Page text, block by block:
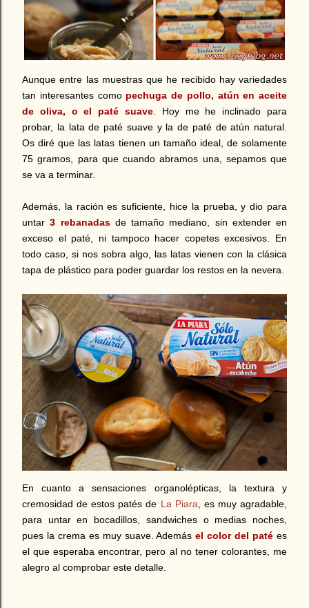
Aunque entre las muestras que he recibido hay variedades
tan interesantes como pechuga de pollo, atún en aceite
de oliva, o el paté suave . Hoy me he inclinado para
probar, la lata de paté suave y la de paté de atún natural.
Os diré que las latas tienen un tamaño ideal, de solamente
75 gramos, para que cuando abramos una, sepamos que
se va a terminar.
Además, la ración es suficiente, hice la prueba, y dio para
untar3 rebanadasde tamaño mediano, sin extender en
exceso el paté, ni tampoco hacer copetes excesivos. En
todo caso, si nos sobra algo, las latas vienen con la clásica
tapa de plástico para poder guardar los restos en la nevera.
En cuanto a sensaciones organolépticas, la textura y
cremosidad de estos patés de La Piara , es muy agradable,
para untar en bocadillos, sandwiches o medias noches,
pues la crema es muy suave. Ademásel color del patées
el que esperaba encontrar, pero al no tener colorantes, me
alegro al comprobar este detalle.